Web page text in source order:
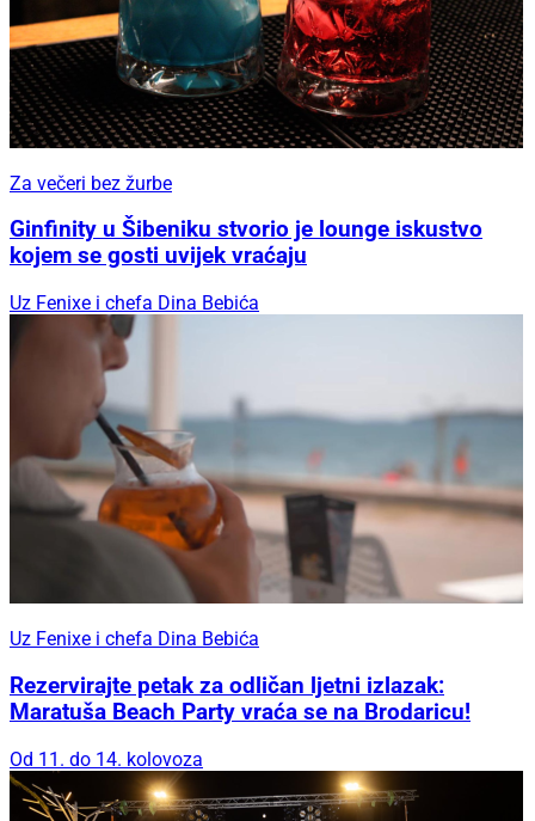
Za večeri bez žurbe
Ginfinity u Šibeniku stvorio je lounge iskustvo
kojem se gosti uvijek vraćaju
Uz Fenixe i chefa Dina Bebića
Uz Fenixe i chefa Dina Bebića
Rezervirajte petak za odličan ljetni izlazak:
Maratuša Beach Party vraća se na Brodaricu!
Od 11. do 14. kolovoza